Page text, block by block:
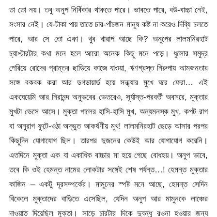
তা তো নয়। তবু অনুপ নির্বিকার থাকতে পারে। ভাবতে পারে, বউ-বাচ্চা নেই,
সংসার নেই। যে-টাকা পায় তাতে চার-পাঁচজন মানুষ কষ্ট না করেও দিব্যি চলতে
পারে, আর সে তো একা। খুব খারাপ আছে কি? অনুপের লালমনিরহাট
চ্যাপ্টারটার কথা মনে হলে আরো অনেক কিছু মনে পড়ে। ধুলোর সমুদ্র
পেরিয়ে রোদের প্রান্তর ছাড়িয়ে কাজে যাওয়া, ঋণগ্রস্ত নিরুপায় আমজনতার
সঙ্গে বকবক করা আর ডগডায়ার্ড হয়ে সন্ধ্যার মুখে ঘরে ফেরা… এই
একঘেয়েমি আর নিরানন্দ অনুভবের ভেতরেও, সূর্যাস্ত-পরবর্তী অবসরে, মুক্তার
মুখটা ভেসে আসে। মুক্তা পালের হাসি-হাসি মুখ, অন্যমনস্ক মুখ, কপট রাগ
বা অনুরাগ ফুটে-ওঠা অদ্ভুত আকর্ষণীয় মুখ! লালমনিরহাট ছেড়ে আসার পরপর
কিছুদিন যোগাযোগ ছিল। তারপর দুজনের কেউই আর যোগাযোগ করেনি।
এতদিনে মুক্তা এক বা একাধিক বাচ্চার মা হয়ে গেছে বোধহয়। অনুপ ভাবে,
তবে কি ওই হেমন্ত নামের লোকটার সঙ্গেই শেষ পর্যন্ত…! হেমন্ত মুক্তার
কাজিন – একটু দূরসম্পর্কের। মামুনের স্পষ্ট মনে আছে, হেমন্ত সেদিন
বিকেলে মুক্তাদের বাড়িতে এসেছিল, যেদিন অনুপ আর মামুনকে লাঞ্চের
দাওয়াত দিয়েছিল মুক্তা। সাড়ে চারটার দিকে দুবন্ধু রওনা হওয়ার জন্য